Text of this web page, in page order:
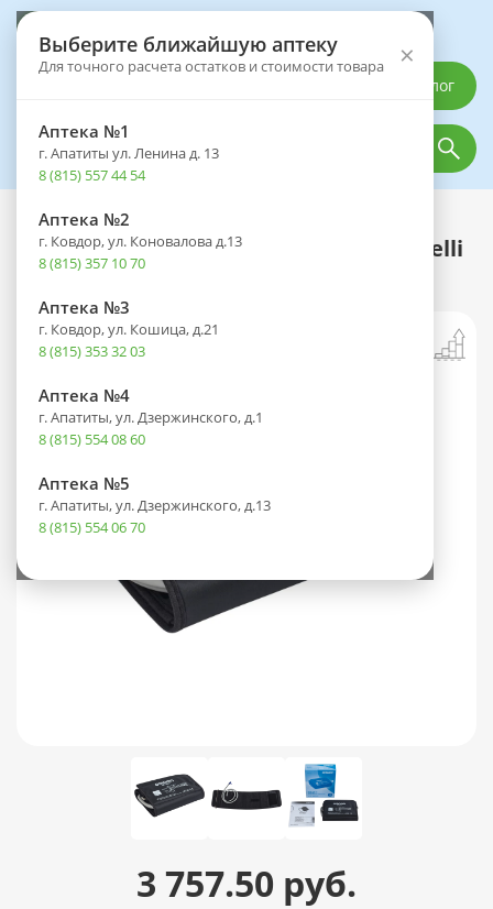
Выберите ближайшую аптеку
Для точного расчета остатков и стоимости товара ×
Аптека №1
г. Апатиты ул. Ленина д. 13
8 (815) 557 44 54
Аптека №2
г. Ковдор, ул. Коновалова д.13
8 (815) 357 10 70
Аптека №3
г. Ковдор, ул. Кошица, д.21
8 (815) 353 32 03
Аптека №4
г. Апатиты, ул. Дзержинского, д.1
8 (815) 554 08 60
Аптека №5
г. Апатиты, ул. Дзержинского, д.13
8 (815) 554 06 70
Каталог
Каталог Медицинская техника
Манжета для тонометра OMRON Intelli
Wrap Cuff (HEM-FL31-E) (22-42см)
3 757.50 руб.